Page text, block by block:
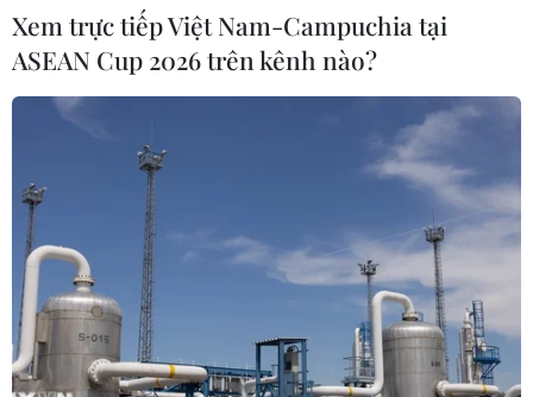
Xem trực tiếp Việt Nam-Campuchia tại
ASEAN Cup 2026 trên kênh nào?